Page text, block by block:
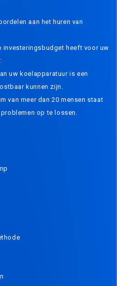
aan het huren van
investeringsbudget heeft voor uw
uw koelapparatuur is een
kunnen zijn.
van meer dan 20 mensen staat
op te lossen.